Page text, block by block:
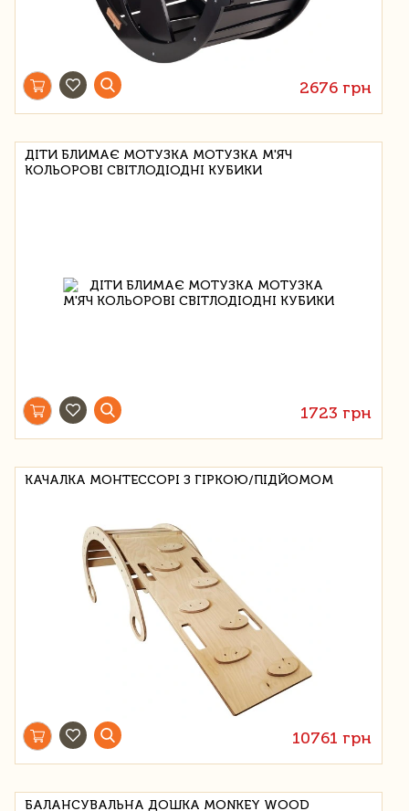
2676 грн
ДІТИ БЛИМАЄ МОТУЗКА МОТУЗКА М'ЯЧ
КОЛЬОРОВІ СВІТЛОДІОДНІ КУБИКИ
1723 грн
КАЧАЛКА МОНТЕССОРІ З ГІРКОЮ/ПІДЙОМОМ
10761 грн
БАЛАНСУВАЛЬНА ДОШКА MONKEY WOOD